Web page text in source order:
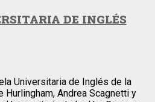
DE INGLÉS
Universitaria de Inglés de la
Hurlingham, Andrea Scagnetti y